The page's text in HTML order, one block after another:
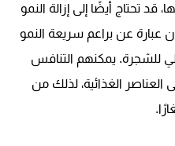
قد تحتاج أيضًا إلى إزالة النمو
عن براعم سريعة النمو
للشجرة. يمكنهم التنافس
الغذائية، لذلك من